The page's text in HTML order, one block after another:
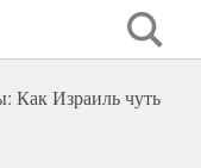
Как Израиль чуть